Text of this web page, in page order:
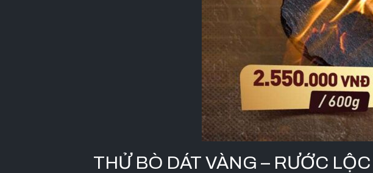
THỬ BÒ DÁT VÀNG – RƯỚC